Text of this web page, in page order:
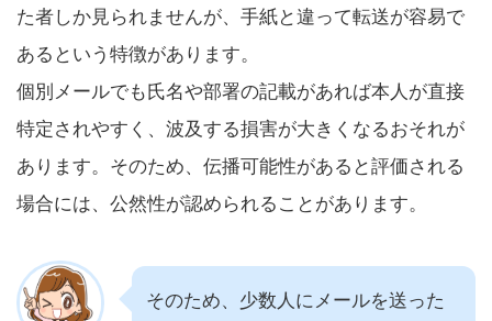
た者しか見られませんが、手紙と違って転送が容易で
あるという特徴があります。
個別メールでも氏名や部署の記載があれば本人が直接
特定されやすく、波及する損害が大きくなるおそれが
あります。そのため、伝播可能性があると評価される
場合には、公然性が認められることがあります。
そのため、少数人にメールを送った